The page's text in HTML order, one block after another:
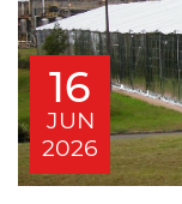
16
JUN
2026